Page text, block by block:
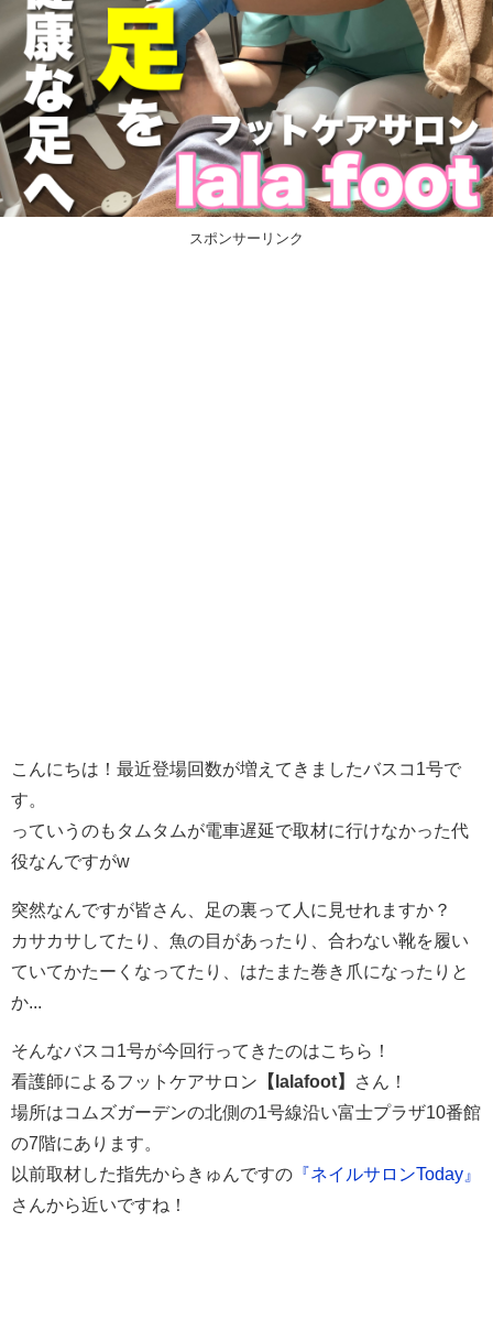
スポンサーリンク
こんにちは！最近登場回数が増えてきましたバスコ1号で
す。
っていうのもタムタムが電車遅延で取材に行けなかった代
役なんですがw
突然なんですが皆さん、足の裏って人に見せれますか？
カサカサしてたり、魚の目があったり、合わない靴を履い
ていてかたーくなってたり、はたまた巻き爪になったりと
か...
そんなバスコ1号が今回行ってきたのはこちら！
看護師によるフットケアサロン 【lalafoot】
さん！
場所はコムズガーデンの北側の1号線沿い富士プラザ10番館
の7階にあります。
以前取材した指先からきゅんですの 『ネイルサロンToday』
さんから近いですね！